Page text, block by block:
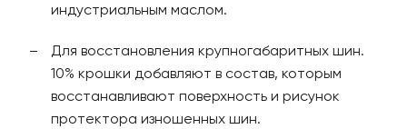
индустриальным маслом.
Для восстановления крупногабаритных шин.
10% крошки добавляют в состав, которым
восстанавливают поверхность и рисунок
протектора изношенных шин.